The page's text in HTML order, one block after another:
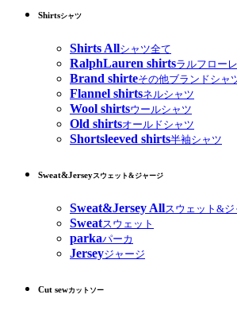
Shirtsシャツ
Shirts Allシャツ全て
RalphLauren shirtsラルフロー
Brand shirteその他ブランドシャ
Flannel shirtsネルシャツ
Wool shirtsウールシャツ
Old shirtsオールドシャツ
Shortsleeved shirts半袖シャツ
Sweat&Jerseyスウェット&ジャージ
Sweat&Jersey Allスウェット&
Sweatスウェット
parkaパーカ
Jerseyジャージ
Cut sewカットソー